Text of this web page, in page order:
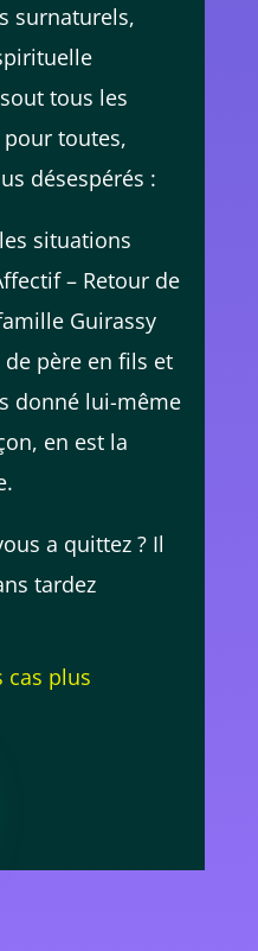
surnaturels,
tous les
toutes,
désespérés :
situations
– Retour de
Guirassy
père en fils et
donné lui-même
en est la
a quittez ? Il
tardez
cas plus